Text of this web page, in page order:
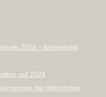
2024 – Anmeldung
auf 2024
der Wesshover